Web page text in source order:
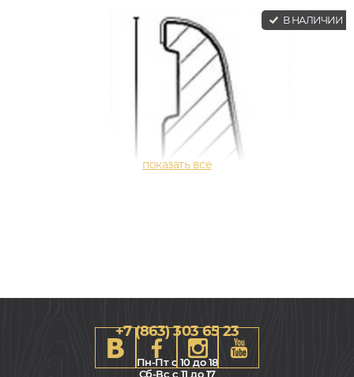
В НАЛИЧИИ
+7 (863) 303 65 23
Пн-Пт с 10 до 18
Сб-Вс с 11 до 17